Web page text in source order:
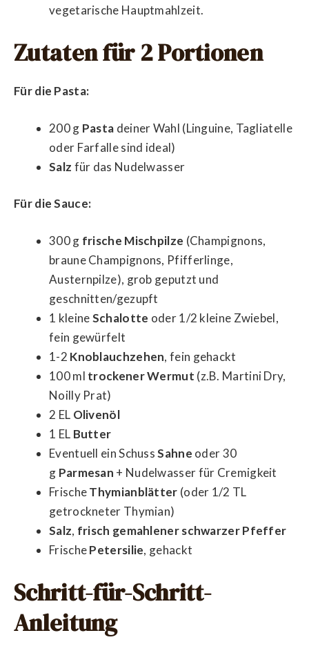
vegetarische Hauptmahlzeit.
Zutaten für 2 Portionen
Für die Pasta:
200 g Pasta deiner Wahl (Linguine, Tagliatelle
oder Farfalle sind ideal)
Salz für das Nudelwasser
Für die Sauce:
300 g frische Mischpilze (Champignons,
braune Champignons, Pfifferlinge,
Austernpilze), grob geputzt und
geschnitten/gezupft
1 kleineSchalotte oder 1/2 kleine Zwiebel,
fein gewürfelt
1-2 Knoblauchzehen, fein gehackt
100 ml trockener Wermut (z.B. Martini Dry,
Noilly Prat)
2 EL Olivenöl
1 EL Butter
Eventuell ein SchussSahne oder 30
g Parmesan + Nudelwasser für Cremigkeit
FrischeThymianblätter (oder 1/2 TL
getrockneter Thymian)
Salz, frisch gemahlener schwarzer Pfeffer
FrischePetersilie, gehackt
Schritt-für-Schritt-
Anleitung